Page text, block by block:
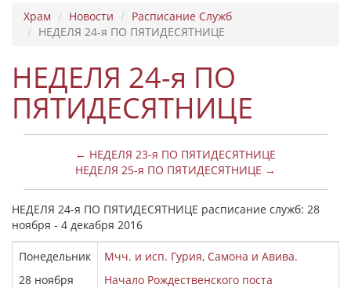
Храм Новости
Расписание Служб
НЕДЕЛЯ 24-я ПО ПЯТИДЕСЯТНИЦЕ
НЕДЕЛЯ 24-я ПО
ПЯТИДЕСЯТНИЦЕ
← НЕДЕЛЯ 23-я ПО ПЯТИДЕСЯТНИЦЕ
НЕДЕЛЯ 25-я ПО ПЯТИДЕСЯТНИЦЕ →
НЕДЕЛЯ 24-я ПО ПЯТИДЕСЯТНИЦЕ расписание служб: 28
ноября - 4 декабря 2016
Понедельник
28 ноября
Мчч. и исп. Гурия, Самона и Авива.
Начало Рождественского поста